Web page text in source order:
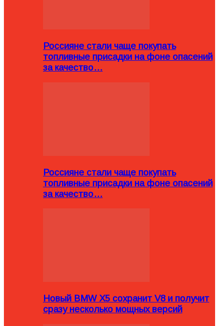
Россияне стали чаще покупать
топливные присадки на фоне опасений
за качество…
Россияне стали чаще покупать
топливные присадки на фоне опасений
за качество…
Новый BMW X5 сохранит V8 и получит
сразу несколько мощных версий